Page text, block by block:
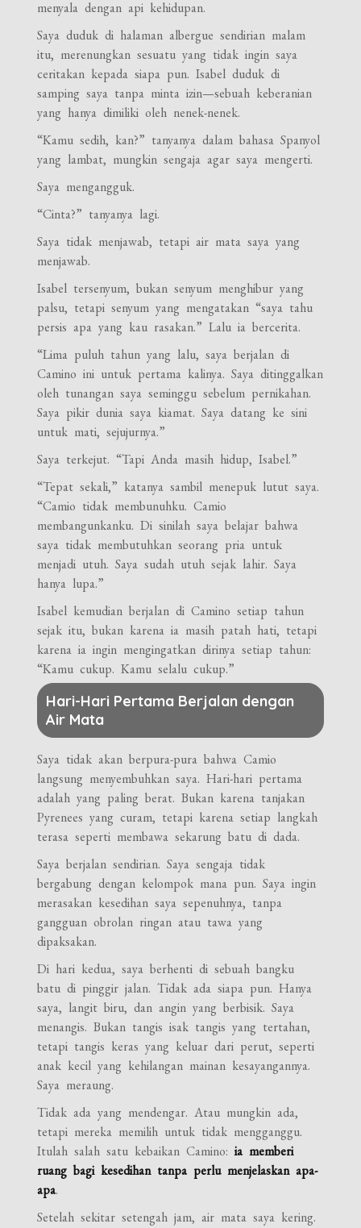
menyala dengan api kehidupan.
Saya duduk di halaman albergue sendirian malam
itu, merenungkan sesuatu yang tidak ingin saya
ceritakan kepada siapa pun. Isabel duduk di
samping saya tanpa minta izin—sebuah keberanian
yang hanya dimiliki oleh nenek-nenek.
“Kamu sedih, kan?” tanyanya dalam bahasa Spanyol
yang lambat, mungkin sengaja agar saya mengerti.
Saya mengangguk.
“Cinta?” tanyanya lagi.
Saya tidak menjawab, tetapi air mata saya yang
menjawab.
Isabel tersenyum, bukan senyum menghibur yang
palsu, tetapi senyum yang mengatakan “saya tahu
persis apa yang kau rasakan.” Lalu ia bercerita.
“Lima puluh tahun yang lalu, saya berjalan di
Camino ini untuk pertama kalinya. Saya ditinggalkan
oleh tunangan saya seminggu sebelum pernikahan.
Saya pikir dunia saya kiamat. Saya datang ke sini
untuk mati, sejujurnya.”
Saya terkejut. “Tapi Anda masih hidup, Isabel.”
“Tepat sekali,” katanya sambil menepuk lutut saya.
“Camio tidak membunuhku. Camio
membangunkanku. Di sinilah saya belajar bahwa
saya tidak membutuhkan seorang pria untuk
menjadi utuh. Saya sudah utuh sejak lahir. Saya
hanya lupa.”
Isabel kemudian berjalan di Camino setiap tahun
sejak itu, bukan karena ia masih patah hati, tetapi
karena ia ingin mengingatkan dirinya setiap tahun:
“Kamu cukup. Kamu selalu cukup.”
Hari-Hari Pertama Berjalan dengan
Air Mata
Saya tidak akan berpura-pura bahwa Camio
langsung menyembuhkan saya. Hari-hari pertama
adalah yang paling berat. Bukan karena tanjakan
Pyrenees yang curam, tetapi karena setiap langkah
terasa seperti membawa sekarung batu di dada.
Saya berjalan sendirian. Saya sengaja tidak
bergabung dengan kelompok mana pun. Saya ingin
merasakan kesedihan saya sepenuhnya, tanpa
gangguan obrolan ringan atau tawa yang
dipaksakan.
Di hari kedua, saya berhenti di sebuah bangku
batu di pinggir jalan. Tidak ada siapa pun. Hanya
saya, langit biru, dan angin yang berbisik. Saya
menangis. Bukan tangis isak tangis yang tertahan,
tetapi tangis keras yang keluar dari perut, seperti
anak kecil yang kehilangan mainan kesayangannya.
Saya meraung.
Tidak ada yang mendengar. Atau mungkin ada,
tetapi mereka memilih untuk tidak mengganggu.
Itulah salah satu kebaikan Camino:ia memberi
ruang bagi kesedihan tanpa perlu menjelaskan apa-
apa.
Setelah sekitar setengah jam, air mata saya kering.